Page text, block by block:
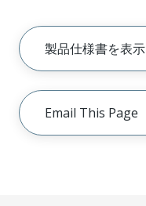
製品仕様書を表示
Email This Page